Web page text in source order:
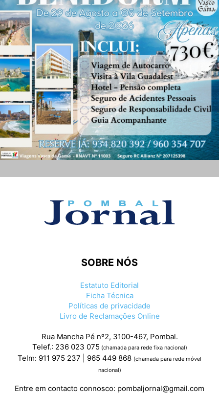
SOBRE NÓS
Estatuto Editorial
Ficha Técnica
Políticas de privacidade
Livro de Reclamações Online
Rua Mancha Pé nº2, 3100-467, Pombal.
Telef.: 236 023 075 (chamada para rede fixa nacional)
Telm: 911 975 237 | 965 449 868 (chamada para rede móvel
nacional)
Entre em contacto connosco: pombaljornal@gmail.com